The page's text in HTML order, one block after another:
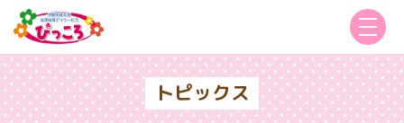
トピックス